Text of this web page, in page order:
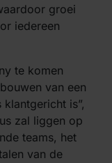
groei
iedereen
te komen
van een
is”,
zal liggen op
teams, het
van de